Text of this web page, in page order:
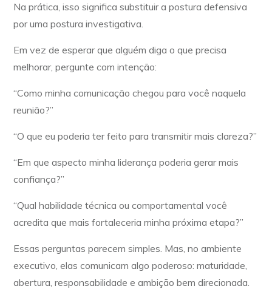
Na prática, isso significa substituir a postura defensiva
por uma postura investigativa.
Em vez de esperar que alguém diga o que precisa
melhorar, pergunte com intenção:
“Como minha comunicação chegou para você naquela
reunião?”
“O que eu poderia ter feito para transmitir mais clareza?”
“Em que aspecto minha liderança poderia gerar mais
confiança?”
“Qual habilidade técnica ou comportamental você
acredita que mais fortaleceria minha próxima etapa?”
Essas perguntas parecem simples. Mas, no ambiente
executivo, elas comunicam algo poderoso: maturidade,
abertura, responsabilidade e ambição bem direcionada.